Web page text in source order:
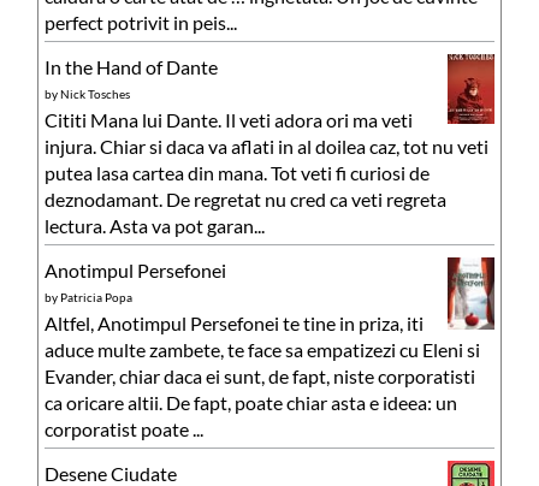
perfect potrivit in peis...
In the Hand of Dante
byNick Tosches
Cititi Mana lui Dante. Il veti adora ori ma veti
injura. Chiar si daca va aflati in al doilea caz, tot nu veti
putea lasa cartea din mana. Tot veti fi curiosi de
deznodamant. De regretat nu cred ca veti regreta
lectura. Asta va pot garan...
Anotimpul Persefonei
by Patricia Popa
Altfel, Anotimpul Persefonei te tine in priza, iti
aduce multe zambete, te face sa empatizezi cu Eleni si
Evander, chiar daca ei sunt, de fapt, niste corporatisti
ca oricare altii. De fapt, poate chiar asta e ideea: un
corporatist poate ...
Desene Ciudate